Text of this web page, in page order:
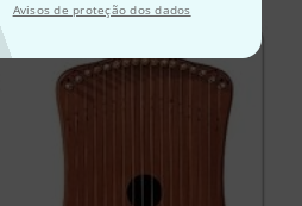
Avisos de proteção dos dados